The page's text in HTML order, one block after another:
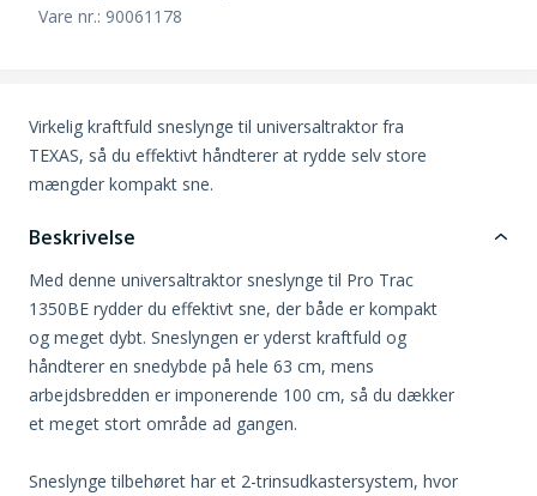
Vare nr.: 90061178
Virkelig kraftfuld sneslynge til universaltraktor fra
TEXAS, så du effektivt håndterer at rydde selv store
mængder kompakt sne.
Beskrivelse
Med denne universaltraktor sneslynge til Pro Trac
1350BE rydder du effektivt sne, der både er kompakt
og meget dybt. Sneslyngen er yderst kraftfuld og
håndterer en snedybde på hele 63 cm, mens
arbejdsbredden er imponerende 100 cm, så du dækker
et meget stort område ad gangen.
Sneslynge tilbehøret har et 2-trinsudkastersystem, hvor